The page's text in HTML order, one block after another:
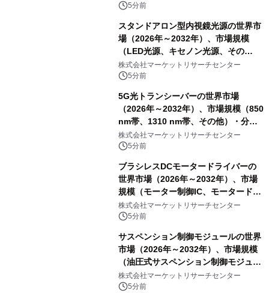
を発表
5分前
スタンドアロン型内視鏡光源の世界市
場（2026年～2032年）、市場規模
（LED光源、キセノン光源、その
他）・分析レポートを発表
株式会社マーケットリサーチセンター
5分前
5G光トランシーバーの世界市場
（2026年～2032年）、市場規模（850
nm帯、1310 nm帯、その他）・分析
レポートを発表
株式会社マーケットリサーチセンター
5分前
ブラシレスDCモータードライバーの
世界市場（2026年～2032年）、市場
規模（モーター制御IC、モータードラ
イバIC、パワーデバイス）・分析レポ
ートを発表
株式会社マーケットリサーチセンター
5分前
サスペンション制御モジュールの世界
市場（2026年～2032年）、市場規模
（油圧式サスペンション制御モジュー
ル、電磁式サスペンション制御モジュ
ール、空気式サスペンション制御モジ
株式会社マーケットリサーチセンター
5分前